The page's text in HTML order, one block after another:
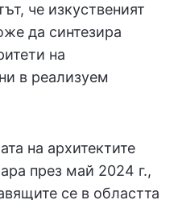
че изкуственият
да синтезира
на
в реализуем
на архитектите
през май 2024 г.,
се в областта